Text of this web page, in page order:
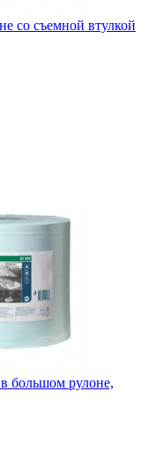
со съемной втулкой
большом рулоне,